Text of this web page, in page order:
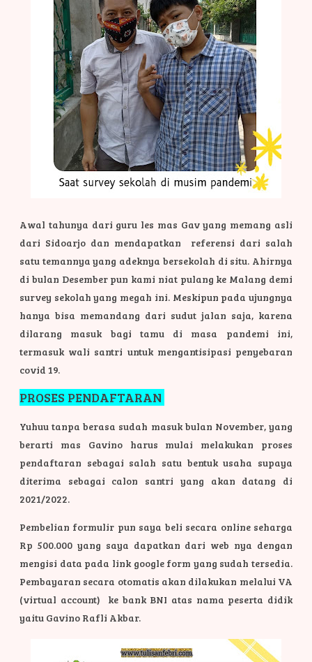
Awal tahunya dari guru les mas Gav yang memang asli
dari Sidoarjo dan mendapatkan referensi dari salah
satu temannya yang adeknya bersekolah di situ. Ahirnya
di bulan Desember pun kami niat pulang ke Malang demi
survey sekolah yang megah ini. Meskipun pada ujungnya
hanya bisa memandang dari sudut jalan saja, karena
dilarang masuk bagi tamu di masa pandemi ini,
termasuk wali santri untuk mengantisipasi penyebaran
covid 19.
PROSES PENDAFTARAN
Yuhuu tanpa berasa sudah masuk bulan November, yang
berarti mas Gavino harus mulai melakukan proses
pendaftaran sebagai salah satu bentuk usaha supaya
diterima sebagai calon santri yang akan datang di
2021/2022.
Pembelian formulir pun saya beli secara online seharga
Rp 500.000 yang saya dapatkan dari web nya dengan
mengisi data pada link google form yang sudah tersedia.
Pembayaran secara otomatis akan dilakukan melalui VA
(virtual account) ke bank BNI atas nama peserta didik
yaitu Gavino Rafli Akbar.